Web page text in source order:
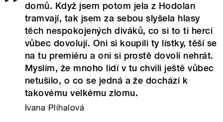
domů. Když jsem potom jela z Hodolan
tramvají, tak jsem za sebou slyšela hlasy
těch nespokojených diváků, co si to ti herci
vůbec dovolují. Oni si koupili ty lístky, těší se
na tu premiéru a oni si prostě dovolí nehrát.
Myslím, že mnoho lidí v tu chvíli ještě vůbec
netušilo, o co se jedná a že dochází k
takovému velkému zlomu.
Ivana Plíhalová